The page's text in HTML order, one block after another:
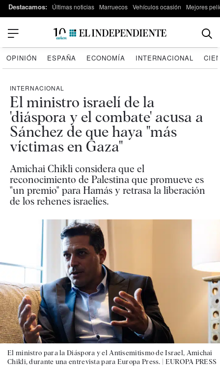
Destacamos: Últimas noticias Marruecos Vehículos ocasión Mejores
OPINIÓN ESPAÑA ECONOMÍA INTERNACIONAL
INTERNACIONAL
El ministro israelí de la
'diáspora y el combate' acusa a
Sánchez de que haya "más
víctimas en Gaza"
Amichai Chikli considera que el
reconocimiento de Palestina que promueve es
"un premio" para Hamás y retrasa la liberación
de los rehenes israelíes.
El ministro para la Diáspora y el Antisemitismo de Israel, Amichai
Chikli, durante una entrevista para Europa Press. | EUROPA PRESS